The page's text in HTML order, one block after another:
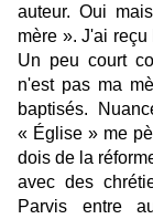
auteur. Oui
mère ». J'ai
Un peu court
n'est pas ma
baptisés.
« Église » me
dois de la
avec des
Parvis entre